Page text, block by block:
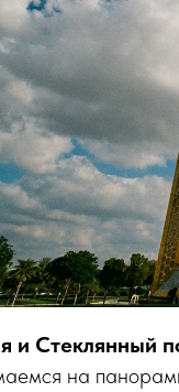
и Стеклянный
на